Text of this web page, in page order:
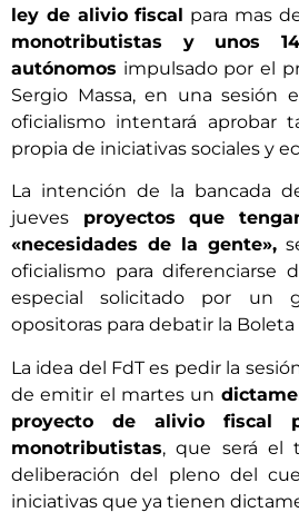
ley de alivio fiscal para mas
monotributistas y unos
autónomos impulsado por el
Sergio Massa, en una sesión
oficialismo intentará aprobar
propia de iniciativas sociales y
La intención de la bancada
jueves proyectos que
«necesidades de la gente»,
oficialismo para diferenciarse
especial solicitado por un
opositoras para debatir la
La idea del FdT es pedir la
de emitir el martes un
proyecto de alivio fiscal
monotributistas, que será el
deliberación del pleno del
iniciativas que ya tienen